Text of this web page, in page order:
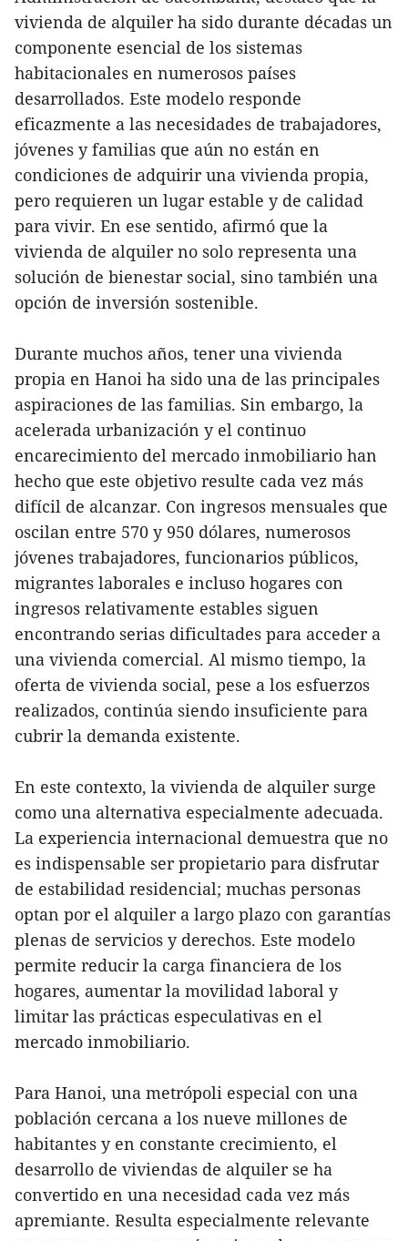
vivienda de alquiler ha sido durante décadas un
componente esencial de los sistemas
habitacionales en numerosos países
desarrollados. Este modelo responde
eficazmente a las necesidades de trabajadores,
jóvenes y familias que aún no están en
condiciones de adquirir una vivienda propia,
pero requieren un lugar estable y de calidad
para vivir. En ese sentido, afirmó que la
vivienda de alquiler no solo representa una
solución de bienestar social, sino también una
opción de inversión sostenible.
Durante muchos años, tener una vivienda
propia en Hanoi ha sido una de las principales
aspiraciones de las familias. Sin embargo, la
acelerada urbanización y el continuo
encarecimiento del mercado inmobiliario han
hecho que este objetivo resulte cada vez más
difícil de alcanzar. Con ingresos mensuales que
oscilan entre 570 y 950 dólares, numerosos
jóvenes trabajadores, funcionarios públicos,
migrantes laborales e incluso hogares con
ingresos relativamente estables siguen
encontrando serias dificultades para acceder a
una vivienda comercial. Al mismo tiempo, la
oferta de vivienda social, pese a los esfuerzos
realizados, continúa siendo insuficiente para
cubrir la demanda existente.
En este contexto, la vivienda de alquiler surge
como una alternativa especialmente adecuada.
La experiencia internacional demuestra que no
es indispensable ser propietario para disfrutar
de estabilidad residencial; muchas personas
optan por el alquiler a largo plazo con garantías
plenas de servicios y derechos. Este modelo
permite reducir la carga financiera de los
hogares, aumentar la movilidad laboral y
limitar las prácticas especulativas en el
mercado inmobiliario.
Para Hanoi, una metrópoli especial con una
población cercana a los nueve millones de
habitantes y en constante crecimiento, el
desarrollo de viviendas de alquiler se ha
convertido en una necesidad cada vez más
apremiante. Resulta especialmente relevante